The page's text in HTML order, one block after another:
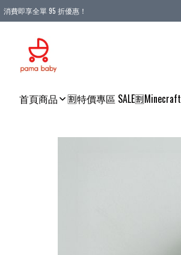
消費即享全單 95 折優惠！
首頁商品 🈹特價專區 SALE🈹Minecraft